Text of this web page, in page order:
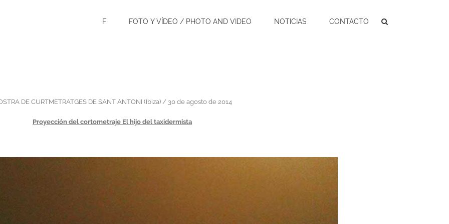
F FOTO Y VÍDEO / PHOTO AND VIDEO NOTICIAS CONTACTO
DE CURTMETRATGES DE SANT ANTONI (Ibiza) / 30 de agosto de 2014
Proyección del cortometraje El hijo del taxidermista